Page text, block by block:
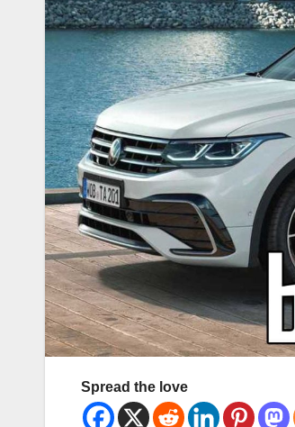
Spread the love